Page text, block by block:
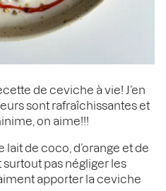
de ceviche à vie! J’en
sont rafraîchissantes et
on aime!!!
de coco, d’orange et de
pas négliger les
apporter la ceviche